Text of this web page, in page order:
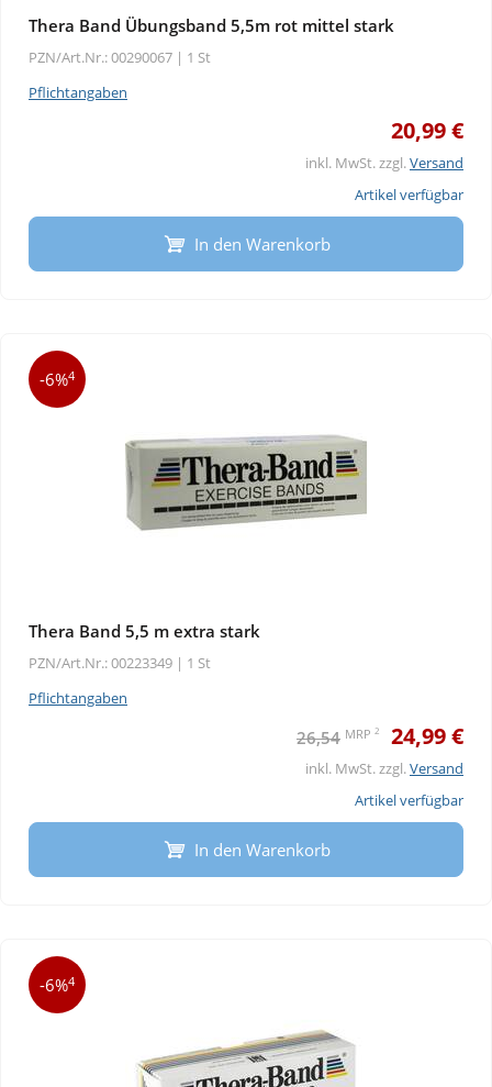
Thera Band Übungsband 5,5m rot mittel stark
PZN/Art.Nr.: 00290067 | 1 St
Pflichtangaben
20,99 €
inkl. MwSt. zzgl.Versand
Artikel verfügbar
In den Warenkorb
-6%4
Thera Band 5,5 m extra stark
PZN/Art.Nr.: 00223349 | 1 St
Pflichtangaben
26,54 MRP 2 24,99 €
inkl. MwSt. zzgl.Versand
Artikel verfügbar
In den Warenkorb
-6%4